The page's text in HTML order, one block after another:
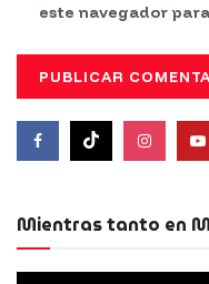
este navegador
Mientras tanto en